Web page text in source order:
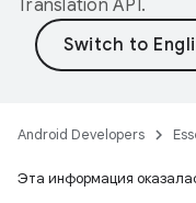
Translation API.
Android Developers
Эта информация